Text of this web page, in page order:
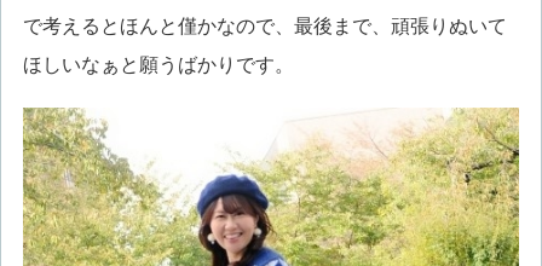
で考えるとほんと僅かなので、最後まで、頑張りぬいて
ほしいなぁと願うばかりです。